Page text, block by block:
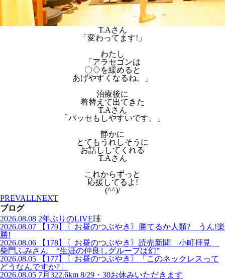
T.Aさん
「変わってます!」
わたし
「アラセゴンは
〇◇を緩めると
あげやすくなるね。」
治療後に
着替えて出てきた
T.Aさん
「パッセもしやすいです。」
静かに
とてもうれしそうに
お話ししてくれる
T.Aさん
これからずっと
応援してるよ!
(^^)/
PREVALLNEXT
ブログ
2026.08.08 2年ぶりのLIVE
2026.08.07
【179】〖お昼のつぶやき〗勝てるか人類? うん!楽
勝!
2026.08.06
【178】〖お昼のつぶやき〗読売新聞 小町拝見
柴門ふみさん “生涯の仲良しグループは幻”
2026.08.05
【177】〖お昼のつぶやき〗「このネックレスって
どうなんですか?」
2026.08.05 7月322.6km 8/29・30お休みいただきます